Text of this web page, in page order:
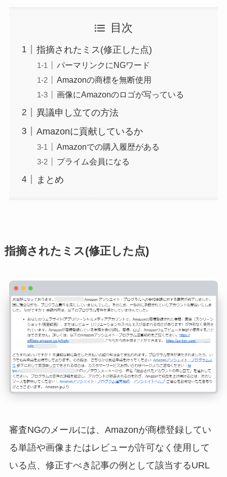
目次
指摘されたミス(修正した点)
パーマリンクにNGワード
Amazonの商標を無断使用
画像にAmazonのロゴが写っている
異議申し立ての方法
Amazonに貢献しているか
Amazonでの購入履歴がある
プライム会員になる
まとめ
指摘されたミス(修正した点)
審査NGのメールには、Amazonが商標登録してい
る単語や画像またはレビューが許可なく使用して
いる点、修正すべき記事の例として該当するURL